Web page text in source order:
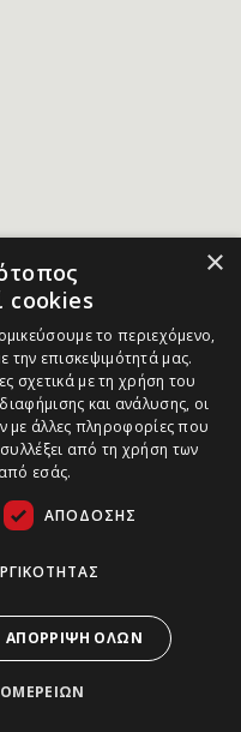
×
cookies
το περιεχόμενο,
την επισκεψιμότητά μας.
σχετικά με τη χρήση του
και ανάλυσης, οι
με άλλες πληροφορίες που
από τη χρήση των
εσάς.
ΑΠΌΔΟΣΗΣ
ΑΠΌΡΡΙΨΗ ΌΛΩΝ